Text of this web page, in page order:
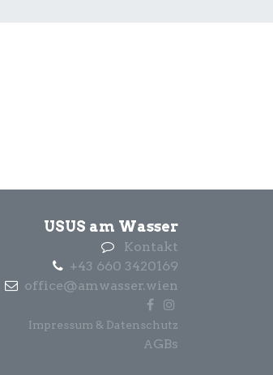
USUS am Wasser
Kontakt
+43 660 3420169
office@amwasser.wien
Impressum & Datenschutz
AGBs